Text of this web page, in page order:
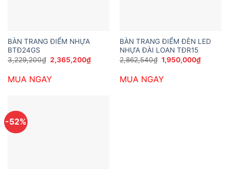
BÀN TRANG ĐIỂM NHỰA
BTĐ24GS
3,229,200₫ Giá
gốc
3,229,200₫.
2,365,200₫Giá
hiện
MUA NGAY
BÀN TRANG ĐIỂM ĐÈN LED
NHỰA ĐÀI LOAN TĐR15
2,862,540₫ Giá
gốc
2,862,540₫.
1,950,000₫Giá
hiện
MUA NGAY
-52%